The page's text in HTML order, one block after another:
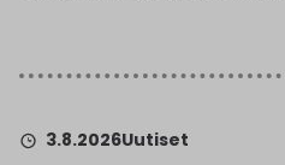
3.8.2026Uutiset